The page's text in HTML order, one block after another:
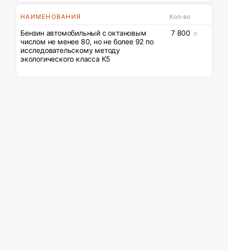
НАИМЕНОВАНИЯ Кол-во
Бензин автомобильный с октановым
числом не менее 80, но не более 92 по
исследовательскому методу
экологического класса К5
7 800 л